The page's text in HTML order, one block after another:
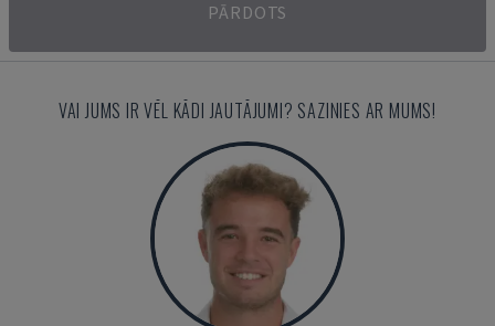
PĀRDOTS
VAI JUMS IR VĒL KĀDI JAUTĀJUMI? SAZINIES AR MUMS!